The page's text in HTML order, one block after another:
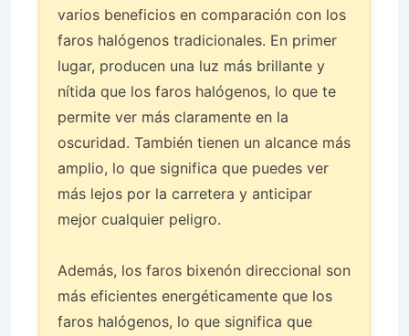
varios beneficios en comparación con los
faros halógenos tradicionales. En primer
lugar, producen una luz más brillante y
nítida que los faros halógenos, lo que te
permite ver más claramente en la
oscuridad. También tienen un alcance más
amplio, lo que significa que puedes ver
más lejos por la carretera y anticipar
mejor cualquier peligro.
Además, los faros bixenón direccional son
más eficientes energéticamente que los
faros halógenos, lo que significa que